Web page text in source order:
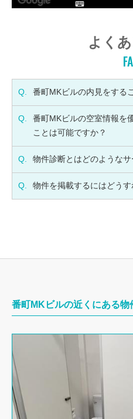
よく
Q. 番町MKビルの内見をする
Q.
番町MKビルの空室情報を
ことは可能ですか？
Q. 物件診断とはどのようなサ
Q. 物件を掲載するにはどうす
番町MKビルの近くにある物